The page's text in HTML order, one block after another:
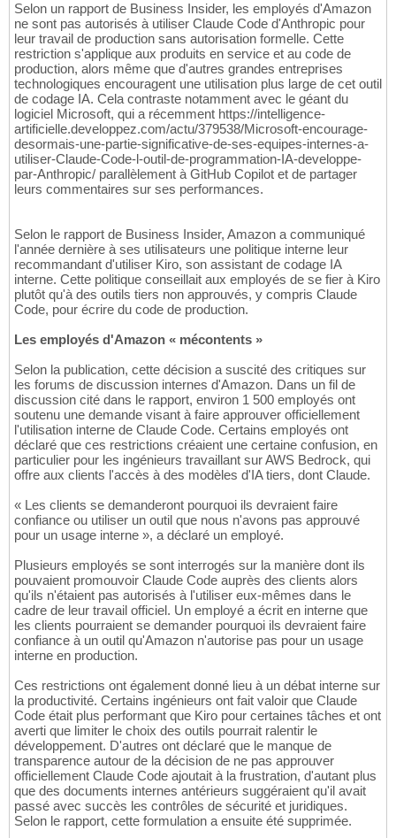
Selon un rapport de Business Insider, les employés d'Amazon
ne sont pas autorisés à utiliser Claude Code d'Anthropic pour
leur travail de production sans autorisation formelle. Cette
restriction s'applique aux produits en service et au code de
production, alors même que d'autres grandes entreprises
technologiques encouragent une utilisation plus large de cet outil
de codage IA. Cela contraste notamment avec le géant du
logiciel Microsoft, qui a récemment https://intelligence-
artificielle.developpez.com/actu/379538/Microsoft-encourage-
desormais-une-partie-significative-de-ses-equipes-internes-a-
utiliser-Claude-Code-l-outil-de-programmation-IA-developpe-
par-Anthropic/ parallèlement à GitHub Copilot et de partager
leurs commentaires sur ses performances.
Selon le rapport de Business Insider, Amazon a communiqué
l'année dernière à ses utilisateurs une politique interne leur
recommandant d'utiliser Kiro, son assistant de codage IA
interne. Cette politique conseillait aux employés de se fier à Kiro
plutôt qu'à des outils tiers non approuvés, y compris Claude
Code, pour écrire du code de production.
Les employés d'Amazon « mécontents »
Selon la publication, cette décision a suscité des critiques sur
les forums de discussion internes d'Amazon. Dans un fil de
discussion cité dans le rapport, environ 1 500 employés ont
soutenu une demande visant à faire approuver officiellement
l'utilisation interne de Claude Code. Certains employés ont
déclaré que ces restrictions créaient une certaine confusion, en
particulier pour les ingénieurs travaillant sur AWS Bedrock, qui
offre aux clients l'accès à des modèles d'IA tiers, dont Claude.
« Les clients se demanderont pourquoi ils devraient faire
confiance ou utiliser un outil que nous n'avons pas approuvé
pour un usage interne », a déclaré un employé.
Plusieurs employés se sont interrogés sur la manière dont ils
pouvaient promouvoir Claude Code auprès des clients alors
qu'ils n'étaient pas autorisés à l'utiliser eux-mêmes dans le
cadre de leur travail officiel. Un employé a écrit en interne que
les clients pourraient se demander pourquoi ils devraient faire
confiance à un outil qu'Amazon n'autorise pas pour un usage
interne en production.
Ces restrictions ont également donné lieu à un débat interne sur
la productivité. Certains ingénieurs ont fait valoir que Claude
Code était plus performant que Kiro pour certaines tâches et ont
averti que limiter le choix des outils pourrait ralentir le
développement. D'autres ont déclaré que le manque de
transparence autour de la décision de ne pas approuver
officiellement Claude Code ajoutait à la frustration, d'autant plus
que des documents internes antérieurs suggéraient qu'il avait
passé avec succès les contrôles de sécurité et juridiques.
Selon le rapport, cette formulation a ensuite été supprimée.